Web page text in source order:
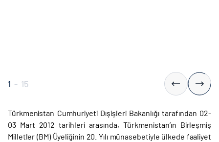
1 - 15
Türkmenistan Cumhuriyeti Dışişleri Bakanlığı tarafından 02-
03 Mart 2012 tarihleri arasında, Türkmenistan’ın Birleşmiş
Milletler (BM) Üyeliğinin 20. Yılı münasebetiyle ülkede faaliyet